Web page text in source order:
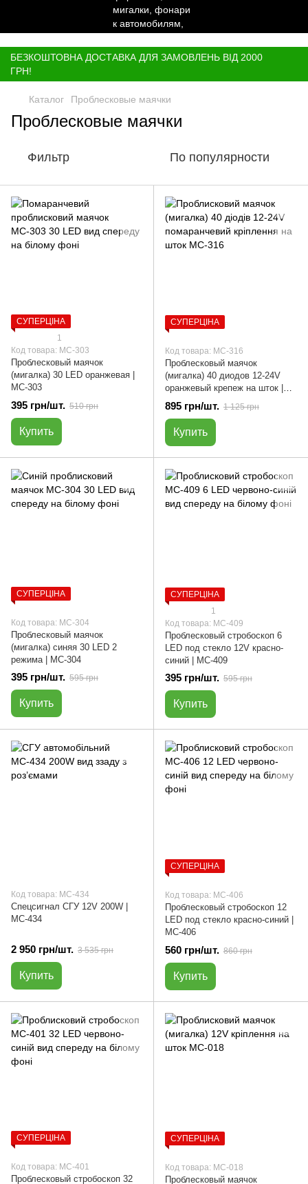
БЕЗКОШТОВНА ДОСТАВКА ДЛЯ ЗАМОВЛЕНЬ ВІД 2000
ГРН!
Каталог Проблесковые маячки
Проблесковые маячки
Фильтр По популярности
СУПЕРЦІНА
1
Код товара: МС-303
Проблесковый маячок
(мигалка) 30 LED оранжевая |
МС-303
395 грн/шт. 510 грн
Купить
СУПЕРЦІНА
Код товара: МС-316
Проблесковый маячок
(мигалка) 40 диодов 12-24V
оранжевый крепеж на шток |
МС-316
895 грн/шт. 1 125 грн
Купить
СУПЕРЦІНА
Код товара: МС-304
Проблесковый маячок
(мигалка) синяя 30 LED 2
режима | МС-304
395 грн/шт. 595 грн
Купить
СУПЕРЦІНА
1
Код товара: МС-409
Проблесковый стробоскоп 6
LED под стекло 12V красно-
синий | МС-409
395 грн/шт. 595 грн
Купить
Код товара: МС-434
Спецсигнал СГУ 12V 200W |
МС-434
2 950 грн/шт. 3 535 грн
Купить
СУПЕРЦІНА
Код товара: МС-406
Проблесковый стробоскоп 12
LED под стекло красно-синий |
МС-406
560 грн/шт. 860 грн
Купить
СУПЕРЦІНА
Код товара: МС-401
Проблесковый стробоскоп 32
СУПЕРЦІНА
Код товара: МС-018
Проблесковый маячок